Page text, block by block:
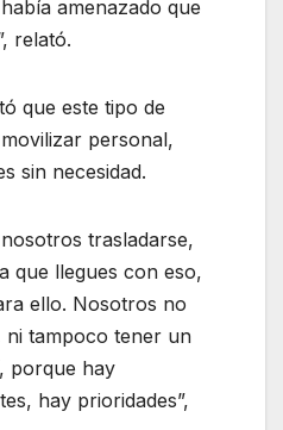
amenazado que
relató.
que este tipo de
personal,
sin necesidad.
trasladarse,
que llegues con eso,
ello. Nosotros no
ni tampoco tener un
porque hay
hay prioridades”,